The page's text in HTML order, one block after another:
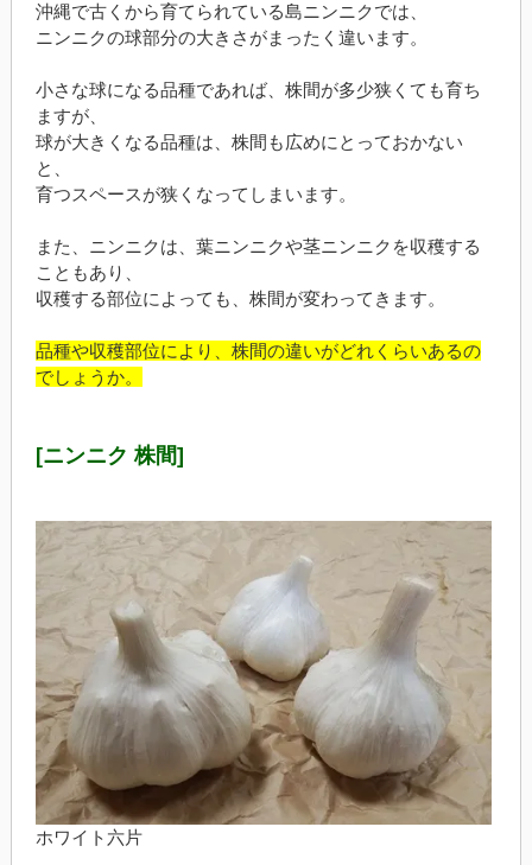
沖縄で古くから育てられている島ニンニクでは、
ニンニクの球部分の大きさがまったく違います。
小さな球になる品種であれば、株間が多少狭くても育ち
ますが、
球が大きくなる品種は、株間も広めにとっておかない
と、
育つスペースが狭くなってしまいます。
また、ニンニクは、葉ニンニクや茎ニンニクを収穫する
こともあり、
収穫する部位によっても、株間が変わってきます。
品種や収穫部位により、株間の違いがどれくらいあるの
でしょうか。
[ニンニク 株間]
ホワイト六片